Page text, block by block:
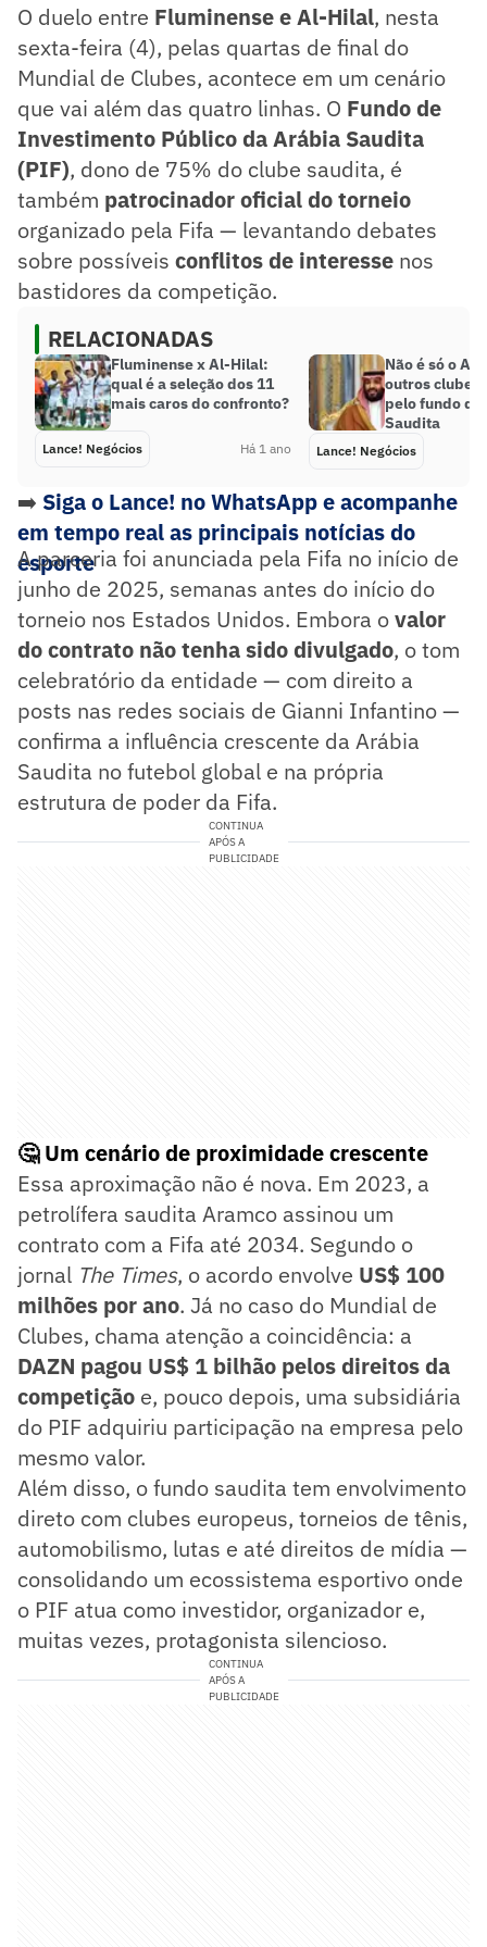
O duelo entre Fluminense e Al-Hilal, nesta
sexta-feira (4), pelas quartas de final do
Mundial de Clubes, acontece em um cenário
que vai além das quatro linhas. O Fundo de
Investimento Público da Arábia Saudita
(PIF), dono de 75% do clube saudita, é
também patrocinador oficial do torneio
organizado pela Fifa — levantando debates
sobre possíveis conflitos de interesse nos
bastidores da competição.
RELACIONADAS
Fluminense x Al-Hilal:
qual é a seleção dos 11
mais caros do confronto?
Lance! Negócios Há 1 ano
Não é só o
outros clubes
pelo fundo
Saudita
Lance! Negócios
➡️ Siga o Lance! no WhatsApp e acompanhe
em tempo real as principais notícias do
esporte
A parceria foi anunciada pela Fifa no início de
junho de 2025, semanas antes do início do
torneio nos Estados Unidos. Embora ovalor
do contrato não tenha sido divulgado, o tom
celebratório da entidade — com direito a
posts nas redes sociais de Gianni Infantino —
confirma a influência crescente da Arábia
Saudita no futebol global e na própria
estrutura de poder da Fifa.
CONTINUA
APÓS A
PUBLICIDADE
🤔 Um cenário de proximidade crescente
Essa aproximação não é nova. Em 2023, a
petrolífera saudita Aramco assinou um
contrato com a Fifa até 2034. Segundo o
jornal The Times, o acordo envolve US$ 100
milhões por ano. Já no caso do Mundial de
Clubes, chama atenção a coincidência: a
DAZN pagou US$ 1 bilhão pelos direitos da
competição e, pouco depois, uma subsidiária
do PIF adquiriu participação na empresa pelo
mesmo valor.
Além disso, o fundo saudita tem envolvimento
direto com clubes europeus, torneios de tênis,
automobilismo, lutas e até direitos de mídia —
consolidando um ecossistema esportivo onde
o PIF atua como investidor, organizador e,
muitas vezes, protagonista silencioso.
CONTINUA
APÓS A
PUBLICIDADE